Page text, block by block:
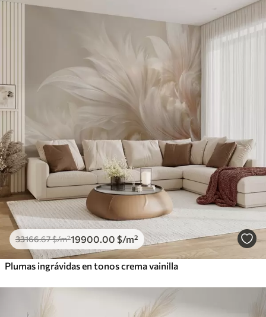
33166.67$/m²19900 .00 $/m²
Plumas ingrávidas en tonos crema vainilla